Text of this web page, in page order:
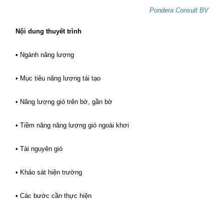
Pondera Consult BV
Nội dung thuyết trình
• Ngành năng lượng
• Mục tiêu năng lượng tái tạo
• Năng lượng gió trên bờ, gần bờ
• Tiềm năng năng lượng gió ngoài khơi
• Tài nguyên gió
• Khảo sát hiện trường
• Các bước cần thực hiện